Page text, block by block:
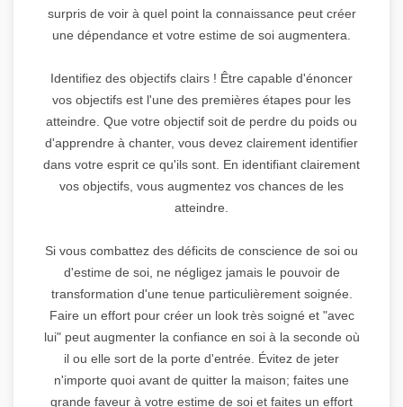
surpris de voir à quel point la connaissance peut créer
une dépendance et votre estime de soi augmentera.
Identifiez des objectifs clairs ! Être capable d'énoncer
vos objectifs est l'une des premières étapes pour les
atteindre. Que votre objectif soit de perdre du poids ou
d'apprendre à chanter, vous devez clairement identifier
dans votre esprit ce qu'ils sont. En identifiant clairement
vos objectifs, vous augmentez vos chances de les
atteindre.
Si vous combattez des déficits de conscience de soi ou
d'estime de soi, ne négligez jamais le pouvoir de
transformation d'une tenue particulièrement soignée.
Faire un effort pour créer un look très soigné et "avec
lui" peut augmenter la confiance en soi à la seconde où
il ou elle sort de la porte d'entrée. Évitez de jeter
n'importe quoi avant de quitter la maison; faites une
grande faveur à votre estime de soi et faites un effort